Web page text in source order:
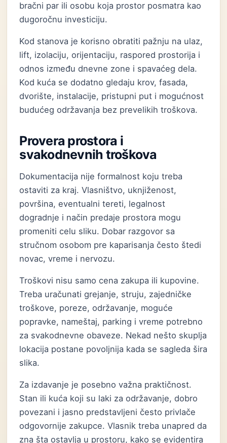
bračni par ili osobu koja prostor posmatra kao
dugoročnu investiciju.
Kod stanova je korisno obratiti pažnju na ulaz,
lift, izolaciju, orijentaciju, raspored prostorija i
odnos između dnevne zone i spavaćeg dela.
Kod kuća se dodatno gledaju krov, fasada,
dvorište, instalacije, pristupni put i mogućnost
budućeg održavanja bez prevelikih troškova.
Provera prostora i
svakodnevnih troškova
Dokumentacija nije formalnost koju treba
ostaviti za kraj. Vlasništvo, uknjiženost,
površina, eventualni tereti, legalnost
dogradnje i način predaje prostora mogu
promeniti celu sliku. Dobar razgovor sa
stručnom osobom pre kaparisanja često štedi
novac, vreme i nervozu.
Troškovi nisu samo cena zakupa ili kupovine.
Treba uračunati grejanje, struju, zajedničke
troškove, poreze, održavanje, moguće
popravke, nameštaj, parking i vreme potrebno
za svakodnevne obaveze. Nekad nešto skuplja
lokacija postane povoljnija kada se sagleda šira
slika.
Za izdavanje je posebno važna praktičnost.
Stan ili kuća koji su laki za održavanje, dobro
povezani i jasno predstavljeni često privlače
odgovornije zakupce. Vlasnik treba unapred da
zna šta ostavlja u prostoru, kako se evidentira